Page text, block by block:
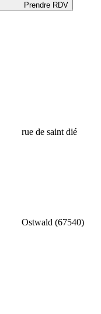
Prendre RDV
rue de saint dié
Ostwald (67540)